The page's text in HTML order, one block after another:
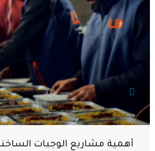
أهمية مشاريع الوجبات